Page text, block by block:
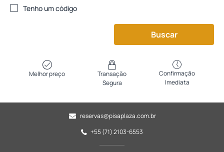
Tenho um código
Buscar
Melhor preço
Transação
Segura
Confirmação
Imediata
reservas@pisaplaza.com.br
+55 (71) 2103-6553